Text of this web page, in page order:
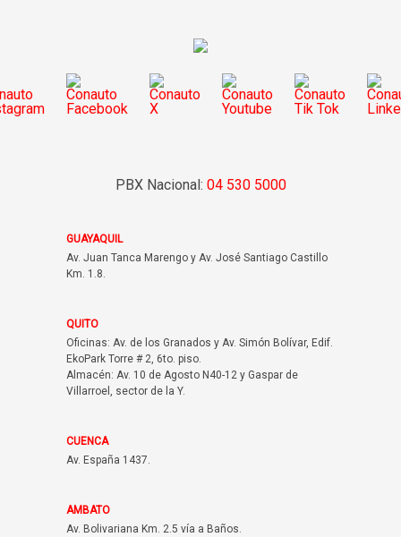
PBX Nacional: 04 530 5000
GUAYAQUIL
Av. Juan Tanca Marengo y Av. José Santiago Castillo
Km. 1.8.
QUITO
Oficinas: Av. de los Granados y Av. Simón Bolívar, Edif.
EkoPark Torre # 2, 6to. piso.
Almacén: Av. 10 de Agosto N40-12 y Gaspar de
Villarroel, sector de la Y.
CUENCA
Av. España 1437.
AMBATO
Av. Bolivariana Km. 2.5 vía a Baños.